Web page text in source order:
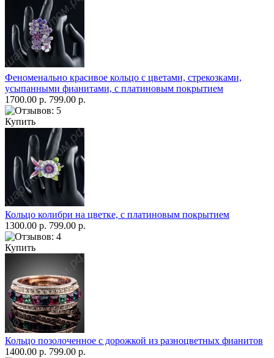
Феноменально красивое кольцо с цветами, стрекозками,
усыпанными фианитами, с платиновым покрытием
1700.00 р. 799.00 р.
Купить
Кольцо колибри на цветке, с платиновым покрытием
1300.00 р. 799.00 р.
Купить
Кольцо позолоченное с дорожкой из разноцветных фианитов
1400.00 р. 799.00 р.